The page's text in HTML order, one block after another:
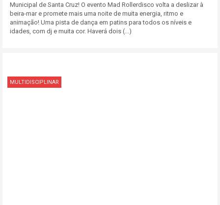
Municipal de Santa Cruz! O evento Mad Rollerdisco volta a deslizar à
beira-mar e promete mais uma noite de muita energia, ritmo e
animação! Uma pista de dança em patins para todos os níveis e
idades, com dj e muita cor. Haverá dois (...)
MULTIDISCIPLINAR